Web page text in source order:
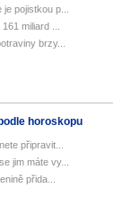
pojistkou p...
miliard ...
brzy...
horoskopu
připravit...
jim máte vy...
přida...